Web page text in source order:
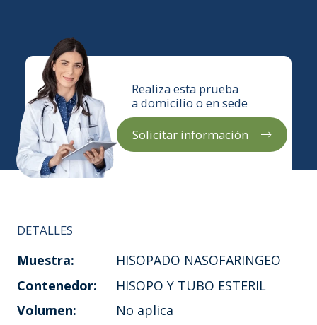
Realiza esta prueba
a domicilio o en sede
Solicitar información
DETALLES
Muestra:
HISOPADO NASOFARINGEO
Contenedor:
HISOPO Y TUBO ESTERIL
Volumen:
No aplica